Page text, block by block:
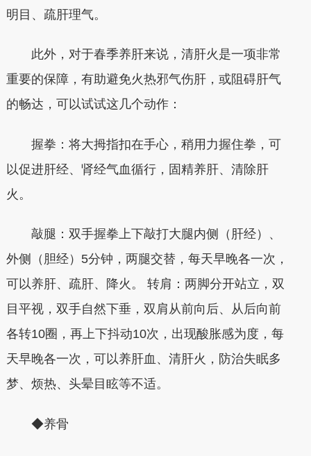
明目、疏肝理气。
此外，对于春季养肝来说，清肝火是一项非常
重要的保障，有助避免火热邪气伤肝，或阻碍肝气
的畅达，可以试试这几个动作：
握拳：将大拇指扣在手心，稍用力握住拳，可
以促进肝经、肾经气血循行，固精养肝、清除肝
火。
敲腿：双手握拳上下敲打大腿内侧（肝经）、
外侧（胆经）5分钟，两腿交替，每天早晚各一次，
可以养肝、疏肝、降火。 转肩：两脚分开站立，双
目平视，双手自然下垂，双肩从前向后、从后向前
各转10圈，再上下抖动10次，出现酸胀感为度，每
天早晚各一次，可以养肝血、清肝火，防治失眠多
梦、烦热、头晕目眩等不适。
◆养骨